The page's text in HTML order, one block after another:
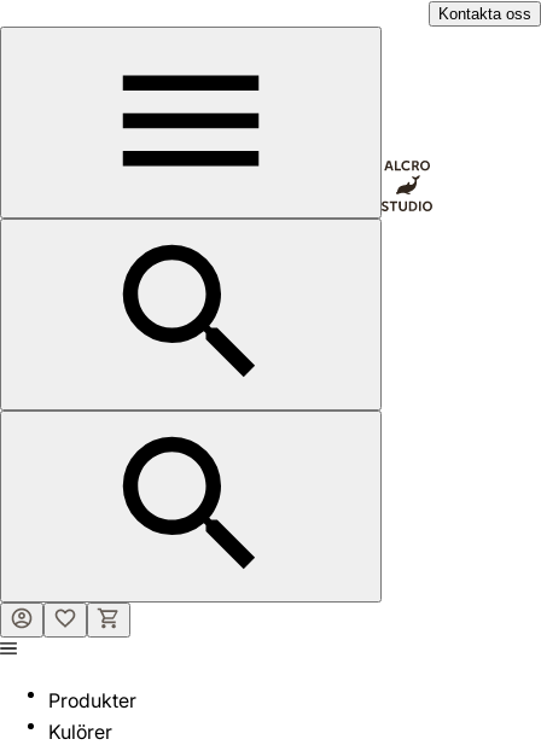
Kontakta oss
Produkter
Kulörer